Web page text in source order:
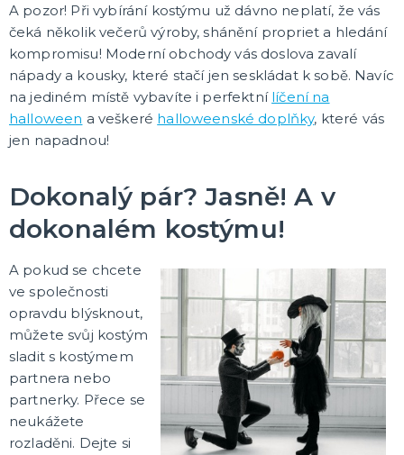
A pozor! Při vybírání kostýmu už dávno neplatí, že vás
čeká několik večerů výroby, shánění propriet a hledání
kompromisu! Moderní obchody vás doslova zavalí
nápady a kousky, které stačí jen seskládat k sobě. Navíc
na jediném místě vybavíte i perfektní líčení na
halloween a veškeré halloweenské doplňky, které vás
jen napadnou!
Dokonalý pár? Jasně! A v
dokonalém kostýmu!
A pokud se chcete
ve společnosti
opravdu blýsknout,
můžete svůj kostým
sladit s kostýmem
partnera nebo
partnerky. Přece se
neukážete
rozladěni. Dejte si